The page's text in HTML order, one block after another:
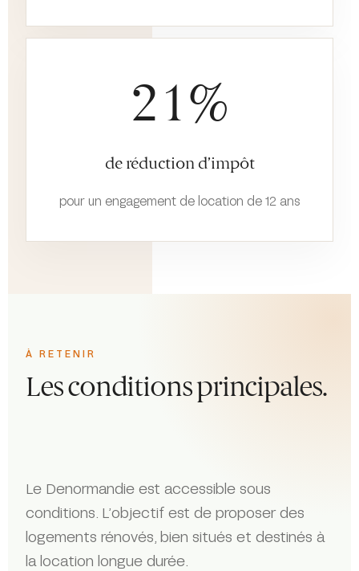
21%
de réduction d’impôt
pour un engagement de location de 12 ans
À RETENIR
Les conditions principales.
Le Denormandie est accessible sous
conditions. L’objectif est de proposer des
logements rénovés, bien situés et destinés à
la location longue durée.